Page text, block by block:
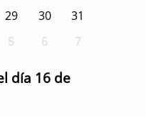
29 30
31
5 6 7
día 16 de